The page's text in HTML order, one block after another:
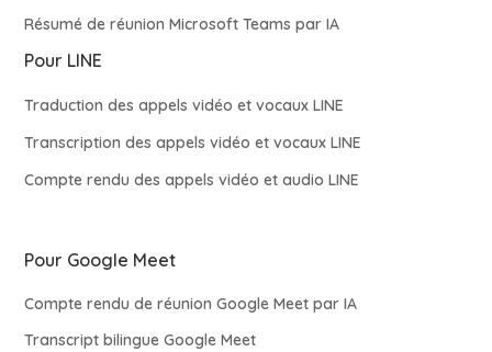
Résumé de réunion Microsoft Teams par IA
Pour LINE
Traduction des appels vidéo et vocaux LINE
Transcription des appels vidéo et vocaux LINE
Compte rendu des appels vidéo et audio LINE
Pour Google Meet
Compte rendu de réunion Google Meet par IA
Transcript bilingue Google Meet